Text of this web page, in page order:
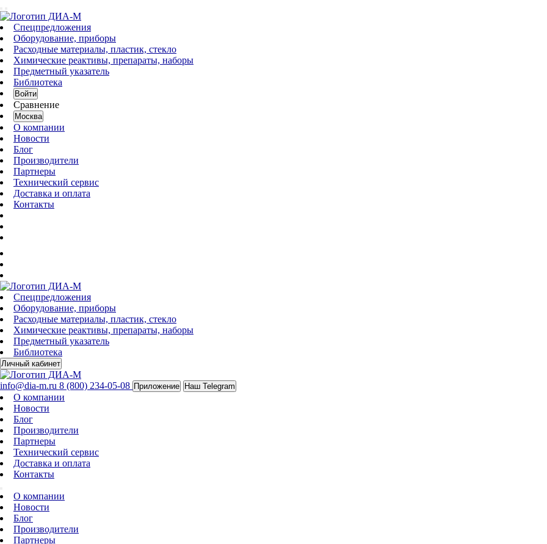
Спецпредложения
Оборудование, приборы
Расходные материалы, пластик, стекло
Химические реактивы, препараты, наборы
Предметный указатель
Библиотека
Войти
Сравнение
Москва
О компании
Новости
Блог
Производители
Партнеры
Технический сервис
Доставка и оплата
Контакты
Спецпредложения
Оборудование, приборы
Расходные материалы, пластик, стекло
Химические реактивы, препараты, наборы
Предметный указатель
Библиотека
Личный кабинет
info@dia-m.ru 8 (800) 234-05-08 Приложение Наш Telegram
О компании
Новости
Блог
Производители
Партнеры
Технический сервис
Доставка и оплата
Контакты
О компании
Новости
Блог
Производители
Партнеры